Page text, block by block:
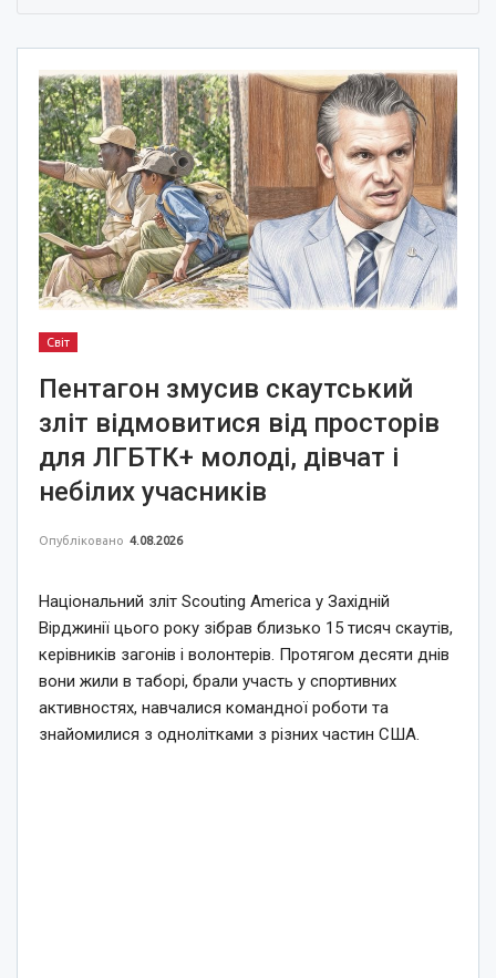
Світ
Пентагон змусив скаутський
зліт відмовитися від просторів
для ЛГБТК+ молоді, дівчат і
небілих учасників
Опубліковано 4.08.2026
Національний зліт Scouting America у Західній
Вірджинії цього року зібрав близько 15 тисяч скаутів,
керівників загонів і волонтерів. Протягом десяти днів
вони жили в таборі, брали участь у спортивних
активностях, навчалися командної роботи та
знайомилися з однолітками з різних частин США.